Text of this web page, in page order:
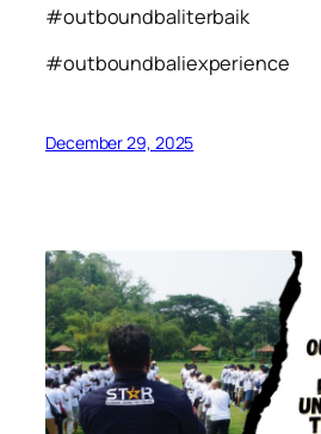
#outboundbaliterbaik
#outboundbaliexperience
December 29, 2025